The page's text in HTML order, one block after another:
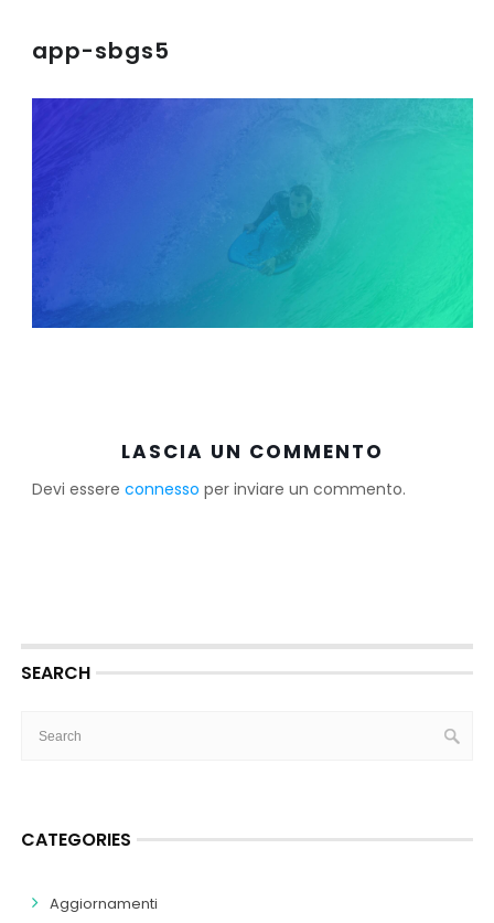
app-sbgs5
LASCIA UN COMMENTO
Devi essere connesso per inviare un commento.
SEARCH
CATEGORIES
Aggiornamenti